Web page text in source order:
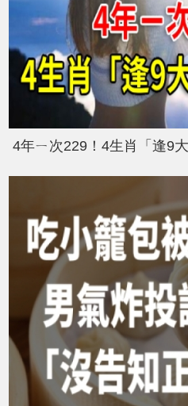
4年ㄧ次229！4生肖「逢9